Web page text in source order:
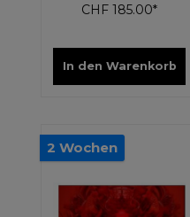
CHF 185.00*
In den Warenkorb
2 Wochen